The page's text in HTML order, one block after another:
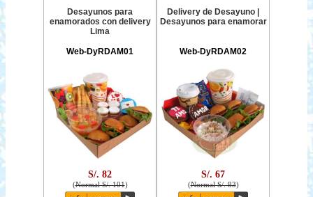
Desayunos para
enamorados con delivery
Lima
Web-DyRDAM01
S/. 82
(Normal S/. 101)
Delivery de Desayuno |
Desayunos para enamorar
Web-DyRDAM02
S/. 67
(Normal S/. 83)